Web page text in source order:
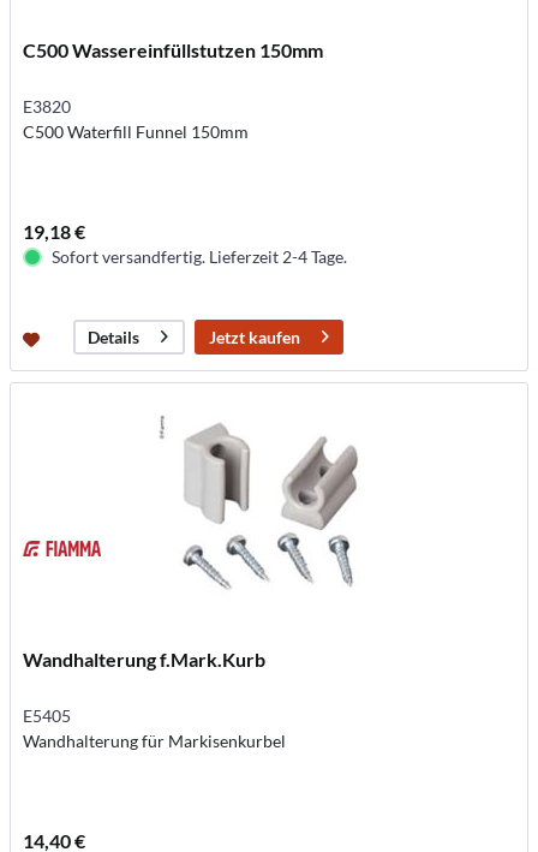
C500 Wassereinfüllstutzen 150mm
E3820
C500 Waterfill Funnel 150mm
19,18 €
Sofort versandfertig. Lieferzeit 2-4 Tage.
Details Jetzt kaufen
Wandhalterung f.Mark.Kurb
E5405
Wandhalterung für Markisenkurbel
14,40 €